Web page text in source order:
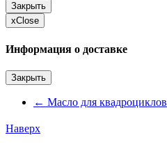
Закрыть
xClose
Информация о доставке
Закрыть
← Масло для квадроциклов
Наверх